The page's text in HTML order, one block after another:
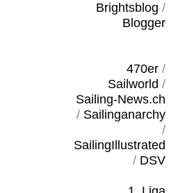
Brightsblog /
Blogger
470er/
Sailworld /
Sailing-News.ch
/ Sailinganarchy
/
SailingIllustrated
/ DSV